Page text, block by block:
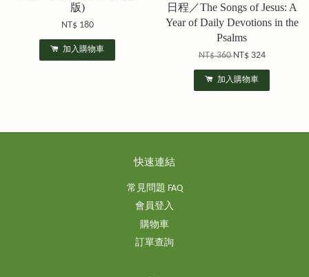
版)
NT$ 180
加入購物車
日程／The Songs of Jesus: A
Year of Daily Devotions in the
Psalms
NT$ 360NT$ 324
加入購物車
快速連結
常見問題 FAQ
會員登入
購物車
訂單查詢